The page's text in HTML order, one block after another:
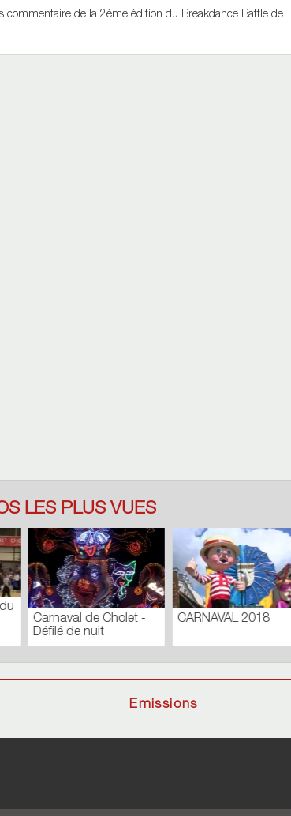
commentaire de la 2ème édition du Breakdance Battle de
LES PLUS VUES
27
TOUR DES
COMMUNES_N171
Batistyl
CONSEIL
Emissions